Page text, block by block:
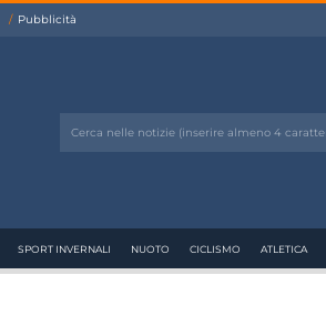
Pubblicità
SPORT INVERNALI NUOTO CICLISMO ATLETICA